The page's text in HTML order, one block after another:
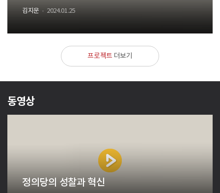
김지운 2024.01.25
프로젝트 더보기
동영상
정의당의 성찰과 혁신